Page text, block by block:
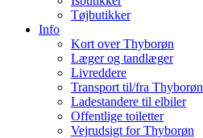
Tøjbutikker
Info
Kort over Thyborøn
Læger og tandlæger
Livreddere
Transport til/fra Thyborøn
Ladestandere til elbiler
Offentlige toiletter
Vejrudsigt for Thyborøn